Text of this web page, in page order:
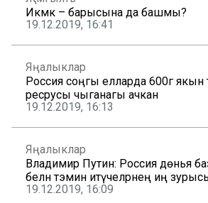
Икмәк – барысына да башмы?
19.12.2019, 16:41
Яңалыклар
Россия соңгы елларда 600гә якын
ресрусы чыганагы ачкан
19.12.2019, 16:13
Яңалыклар
Владимир Путин: Россия дөнья
белән тәэмин итүчеләрнең иң
19.12.2019, 16:09